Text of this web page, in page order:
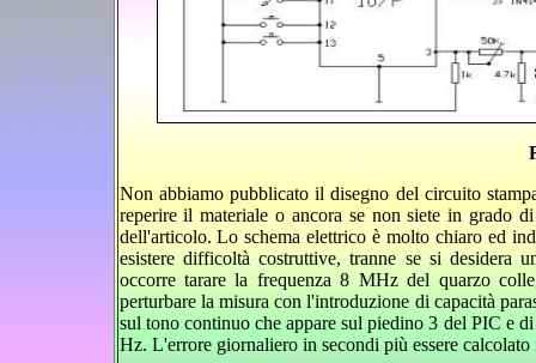
Non abbiamo pubblicato il disegno del circuito
reperire il materiale o ancora se non siete in grado
dell'articolo. Lo schema elettrico è molto chiaro ed
esistere difficoltà costruttive, tranne se si desidera
occorre tarare la frequenza 8 MHz del quarzo
perturbare la misura con l'introduzione di capacità
sul tono continuo che appare sul piedino 3 del PIC e
Hz. L'errore giornaliero in secondi più essere